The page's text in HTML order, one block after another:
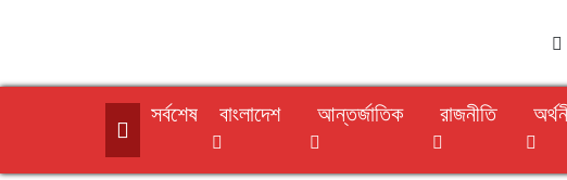
সর্বশেষ বাংলাদেশ আন্তর্জাতিক রাজনীতি